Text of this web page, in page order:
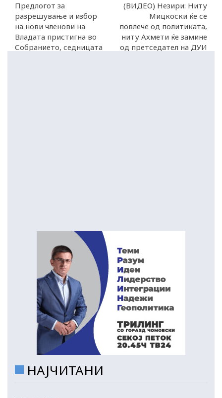
Предлогот за
разрешување и избор
на нови членови на
Владата пристигна во
Собранието, седницата
(ВИДЕО) Незири: Ниту
Мицкоски ќе се
повлече од политиката,
ниту Ахмети ќе замине
од претседател на ДУИ
НАЈЧИТАНИ